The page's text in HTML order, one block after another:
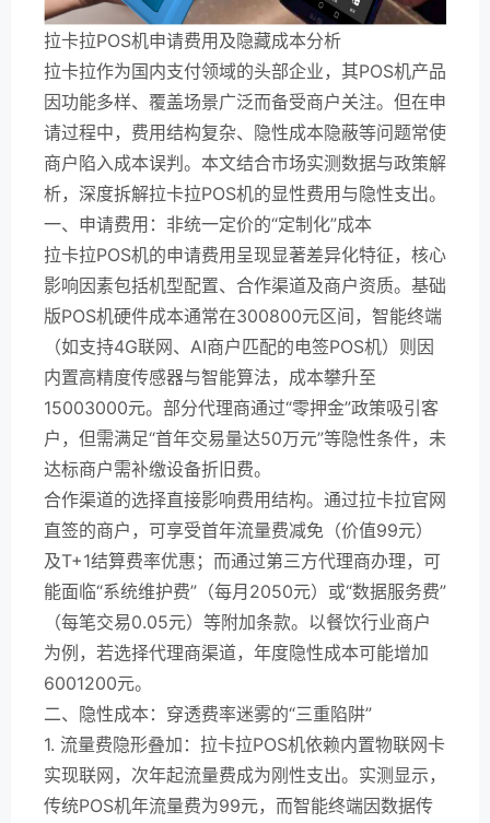
拉卡拉POS机申请费用及隐藏成本分析
拉卡拉作为国内支付领域的头部企业，其POS机产品
因功能多样、覆盖场景广泛而备受商户关注。但在申
请过程中，费用结构复杂、隐性成本隐蔽等问题常使
商户陷入成本误判。本文结合市场实测数据与政策解
析，深度拆解拉卡拉POS机的显性费用与隐性支出。
一、申请费用：非统一定价的“定制化”成本
拉卡拉POS机的申请费用呈现显著差异化特征，核心
影响因素包括机型配置、合作渠道及商户资质。基础
版POS机硬件成本通常在300800元区间，智能终端
（如支持4G联网、AI商户匹配的电签POS机）则因
内置高精度传感器与智能算法，成本攀升至
15003000元。部分代理商通过“零押金”政策吸引客
户，但需满足“首年交易量达50万元”等隐性条件，未
达标商户需补缴设备折旧费。
合作渠道的选择直接影响费用结构。通过拉卡拉官网
直签的商户，可享受首年流量费减免（价值99元）
及T+1结算费率优惠；而通过第三方代理商办理，可
能面临“系统维护费”（每月2050元）或“数据服务费”
（每笔交易0.05元）等附加条款。以餐饮行业商户
为例，若选择代理商渠道，年度隐性成本可能增加
6001200元。
二、隐性成本：穿透费率迷雾的“三重陷阱”
1. 流量费隐形叠加：拉卡拉POS机依赖内置物联网卡
实现联网，次年起流量费成为刚性支出。实测显示，
传统POS机年流量费为99元，而智能终端因数据传